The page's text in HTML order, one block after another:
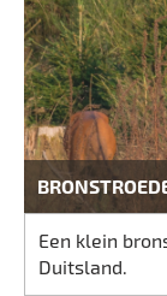
Een klein
Duitsland.